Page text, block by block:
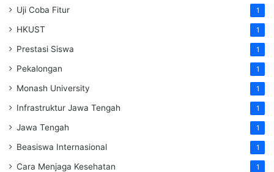
Uji Coba Fitur 1
HKUST 1
Prestasi Siswa 1
Pekalongan 1
Monash University 1
Infrastruktur Jawa Tengah 1
Jawa Tengah 1
Beasiswa Internasional 1
Cara Menjaga Kesehatan 1